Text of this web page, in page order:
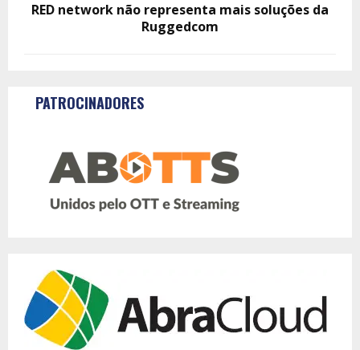
RED network não representa mais soluções da
Ruggedcom
PATROCINADORES